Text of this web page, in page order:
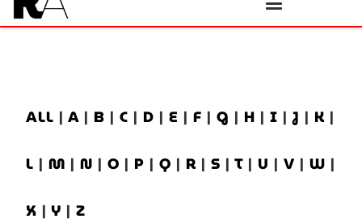
ALL | A | B | C | D | E | F | G | H | I |J | K |
L | M | N | O | P | Q | R | S | T | U | V | W |
X | Y | Z